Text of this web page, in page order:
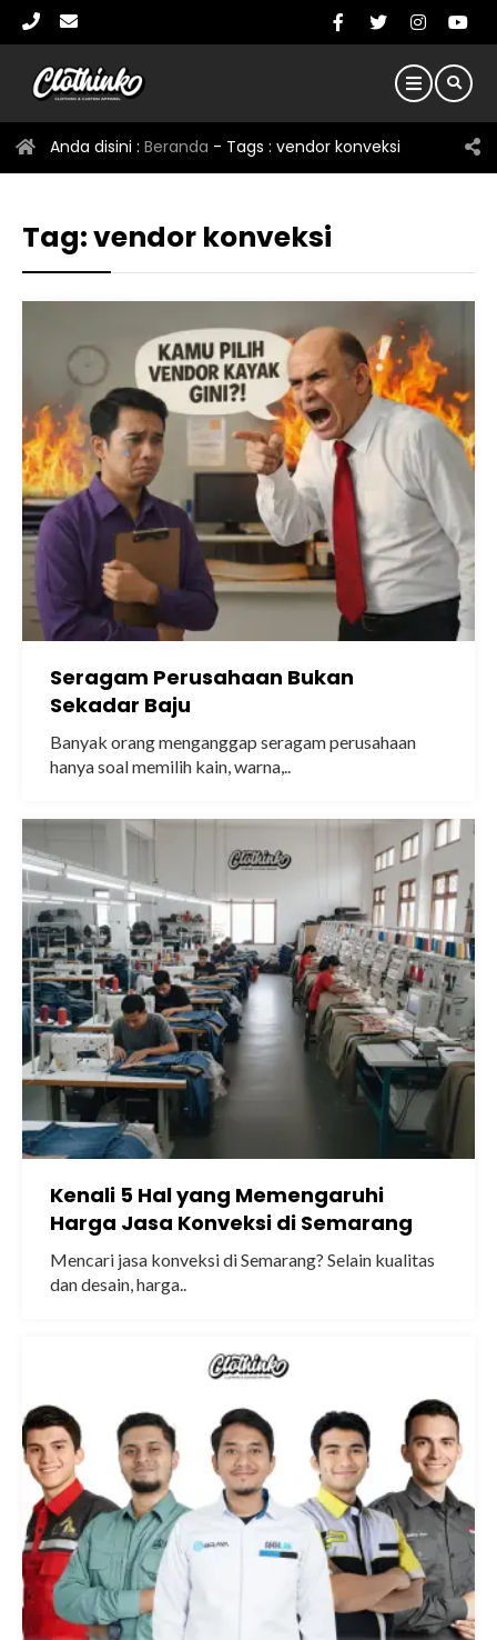
Anda disini : Beranda - Tags : vendor konveksi
Tag:vendor konveksi
Seragam Perusahaan Bukan
Sekadar Baju
Banyak orang menganggap seragam perusahaan
hanya soal memilih kain, warna,..
Kenali 5 Hal yang Memengaruhi
Harga Jasa Konveksi di Semarang
Mencari jasa konveksi di Semarang? Selain kualitas
dan desain, harga..